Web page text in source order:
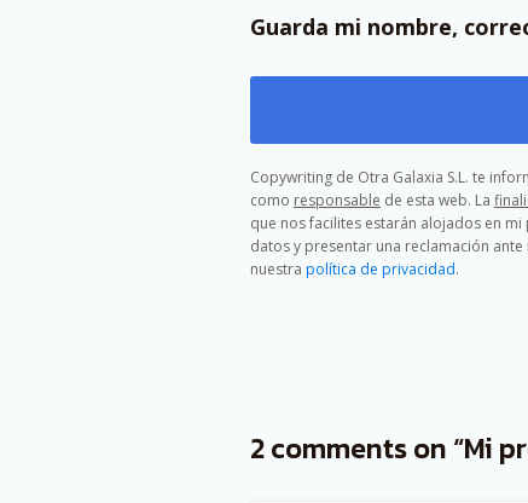
Guarda mi nombre,
Copywriting de Otra Galaxia S.L. te
como responsable de esta web. La
que nos facilites estarán alojados en
datos y presentar una reclamación
nuestra política de privacidad.
2 comments on “Mi